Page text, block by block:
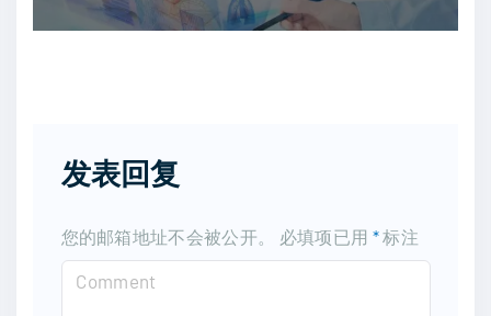
发表回复
您的邮箱地址不会被公开。 必填项已用 *标注